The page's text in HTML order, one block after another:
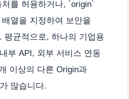
를 허용하거나, `origin`
열을 지정하여 보안을
평균적으로, 하나의 기업용
부 API, 외부 서비스 연동
이상의 다른 Origin과
많습니다.